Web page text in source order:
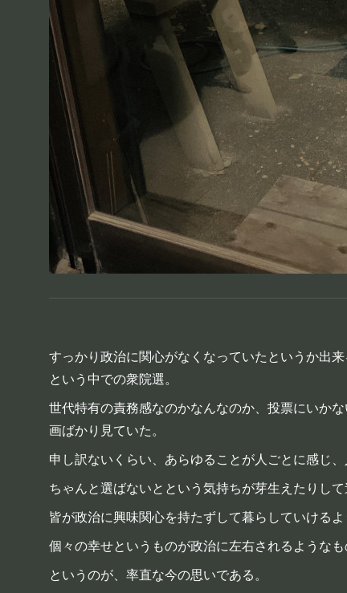
すっかり政治に関心がなくなっていたというか出
という中での衆院選。
世代特有の責務感なのかなんなのか、投票にいか
画ばかり見ていた。
申し訳ないくらい、あらゆることが人ごとに感じ、
ちゃんと選ばないとという気持ちが芽生えたりして
皆が政治に興味関心を持たずして暮らしていけるよ
個々の幸せというものが政治に左右されるようなも
というのが、率直な今の思いである。